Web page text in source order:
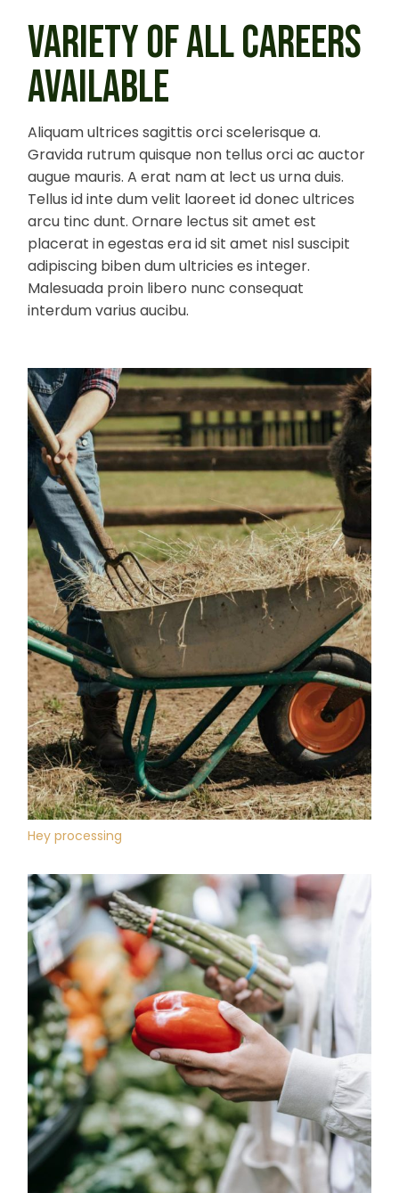
VARIETY OF ALL CAREERS
AVAILABLE
Aliquam ultrices sagittis orci scelerisque a.
Gravida rutrum quisque non tellus orci ac auctor
augue mauris. A erat nam at lect us urna duis.
Tellus id inte dum velit laoreet id donec ultrices
arcu tinc dunt. Ornare lectus sit amet est
placerat in egestas era id sit amet nisl suscipit
adipiscing biben dum ultricies es integer.
Malesuada proin libero nunc consequat
interdum varius aucibu.
Hey processing